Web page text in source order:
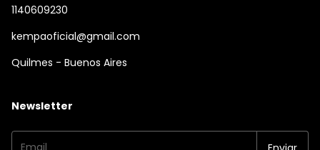
1140609230
kempaoficial@gmail.com
Quilmes - Buenos Aires
Newsletter